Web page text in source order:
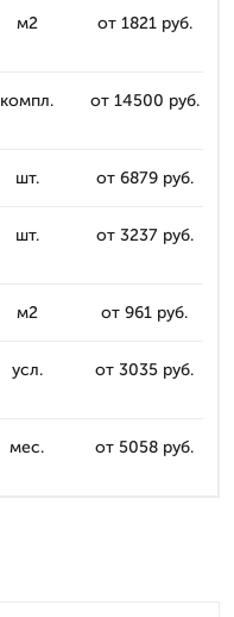
м2 от 1821 руб.
компл. от 14500 руб.
шт. от 6879 руб.
шт. от 3237 руб.
м2 от 961 руб.
усл. от 3035 руб.
мес. от 5058 руб.